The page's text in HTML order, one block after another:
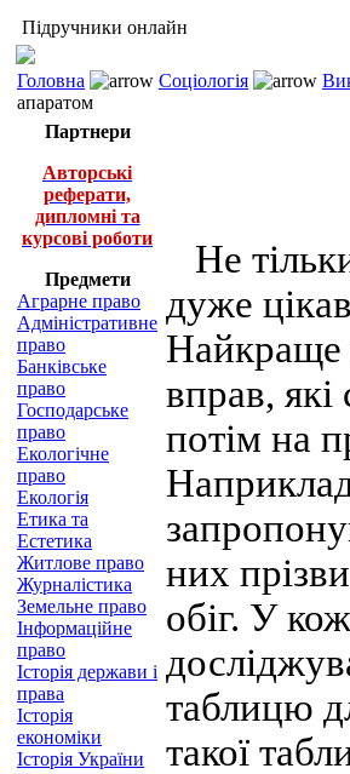
Підручники онлайн
Головна Соціологія
апаратом
Партнери
Авторські
реферати,
дипломні та
курсові роботи
Предмети
Аграрне право
Адміністративне
право
Банківське
право
Господарське
право
Екологічне
право
Екологія
Етика та
Естетика
Житлове право
Журналістика
Земельне право
Інформаційне
право
Історія держави і
права
Історія
економіки
Історія України
Не
дуже
Найкраще
вправ,
потім на
них
обіг. У
таблицю
такої